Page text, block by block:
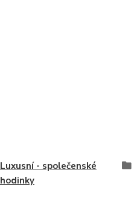
Luxusní - společenské
hodinky